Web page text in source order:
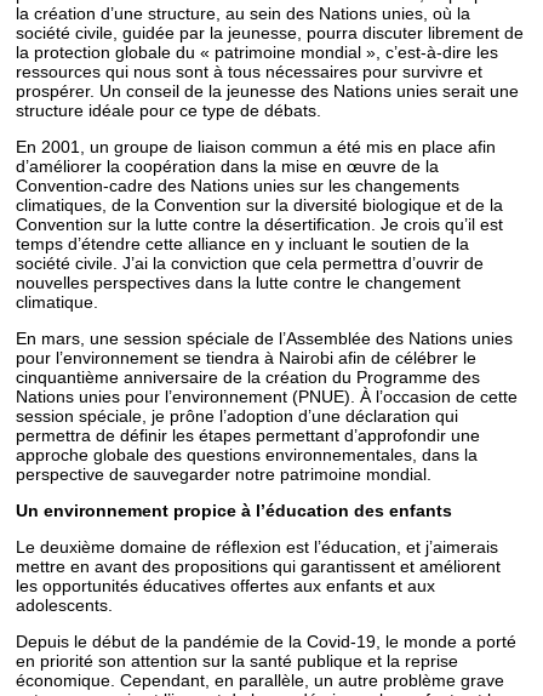
la création d’une structure, au sein des Nations unies, où la
société civile, guidée par la jeunesse, pourra discuter librement de
la protection globale du « patrimoine mondial », c’est-à-dire les
ressources qui nous sont à tous nécessaires pour survivre et
prospérer. Un conseil de la jeunesse des Nations unies serait une
structure idéale pour ce type de débats.
En 2001, un groupe de liaison commun a été mis en place afin
d’améliorer la coopération dans la mise en œuvre de la
Convention-cadre des Nations unies sur les changements
climatiques, de la Convention sur la diversité biologique et de la
Convention sur la lutte contre la désertification. Je crois qu’il est
temps d’étendre cette alliance en y incluant le soutien de la
société civile. J’ai la conviction que cela permettra d’ouvrir de
nouvelles perspectives dans la lutte contre le changement
climatique.
En mars, une session spéciale de l’Assemblée des Nations unies
pour l’environnement se tiendra à Nairobi afin de célébrer le
cinquantième anniversaire de la création du Programme des
Nations unies pour l’environnement (PNUE). À l’occasion de cette
session spéciale, je prône l’adoption d’une déclaration qui
permettra de définir les étapes permettant d’approfondir une
approche globale des questions environnementales, dans la
perspective de sauvegarder notre patrimoine mondial.
Un environnement propice à l’éducation des enfants
Le deuxième domaine de réflexion est l’éducation, et j’aimerais
mettre en avant des propositions qui garantissent et améliorent
les opportunités éducatives offertes aux enfants et aux
adolescents.
Depuis le début de la pandémie de la Covid-19, le monde a porté
en priorité son attention sur la santé publique et la reprise
économique. Cependant, en parallèle, un autre problème grave